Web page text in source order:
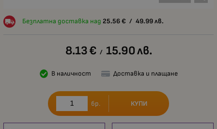
Безплатна доставка над 25.56 € / 49.99 лв.
8.13€ / 15.90лв.
В наличност Доставка и плащане
бр. КУПИ